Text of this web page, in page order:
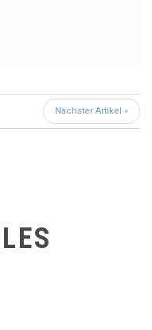
Nächster Artikel »